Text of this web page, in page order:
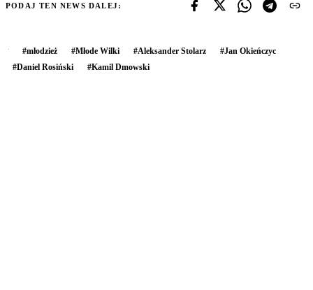
PODAJ TEN NEWS DALEJ:
#młodzież #Młode Wilki #Aleksander Stolarz #Jan Okieńczyc
#Daniel Rosiński #Kamil Dmowski